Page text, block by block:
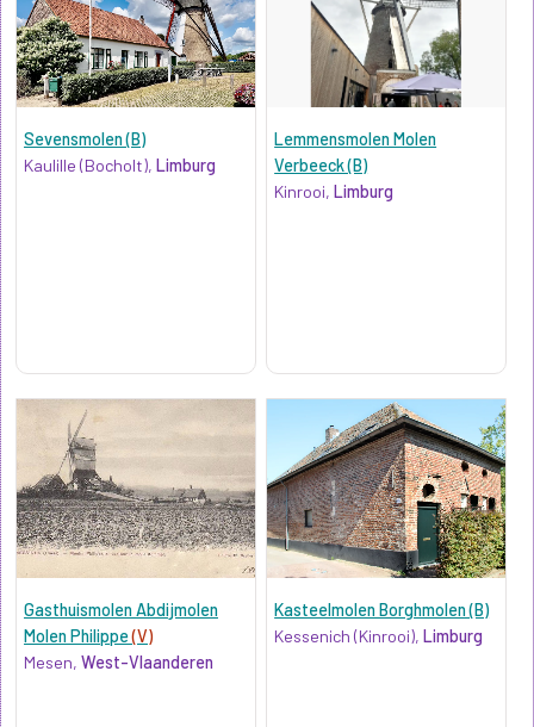
Sevensmolen (B)
Kaulille (Bocholt), Limburg
Lemmensmolen Molen
Verbeeck (B)
Kinrooi,Limburg
Gasthuismolen Abdijmolen
Molen Philippe(V)
Mesen, West-Vlaanderen
Kasteelmolen Borghmolen (B)
Kessenich (Kinrooi),Limburg